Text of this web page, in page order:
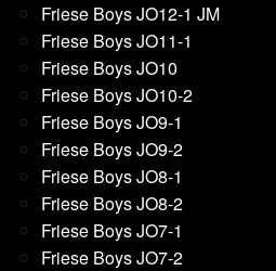
Friese Boys JO12-1 JM
Friese Boys JO11-1
Friese Boys JO10
Friese Boys JO10-2
Friese Boys JO9-1
Friese Boys JO9-2
Friese Boys JO8-1
Friese Boys JO8-2
Friese Boys JO7-1
Friese Boys JO7-2